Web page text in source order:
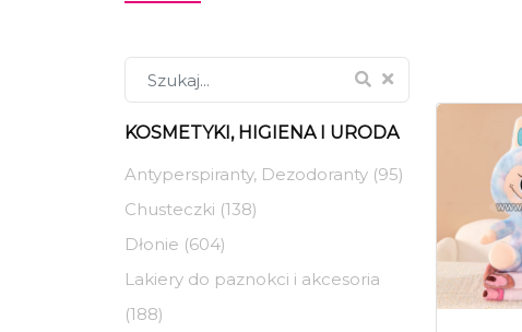
KOSMETYKI, HIGIENA I URODA
Antyperspiranty, Dezodoranty (95)
Chusteczki (138)
Dłonie (604)
Lakiery do paznokci i akcesoria
(188)